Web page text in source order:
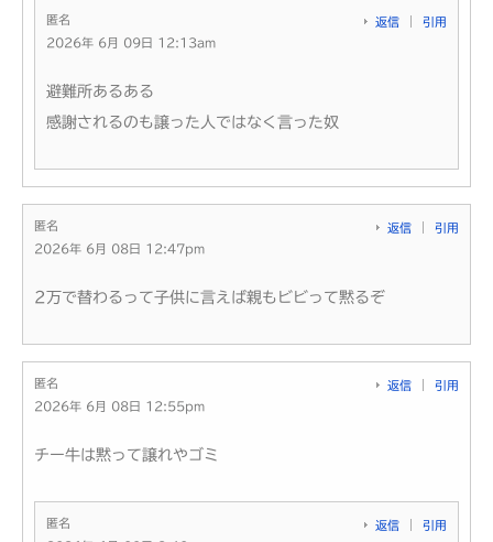
匿名
2026年 6月 09日 12:13am
返信 引用
避難所あるある
感謝されるのも譲った人ではなく言った奴
匿名
2026年 6月 08日 12:47pm
返信 引用
2万で替わるって子供に言えば親もビビって黙るぞ
匿名
2026年 6月 08日 12:55pm
返信 引用
チー牛は黙って譲れやゴミ
匿名
返信 引用